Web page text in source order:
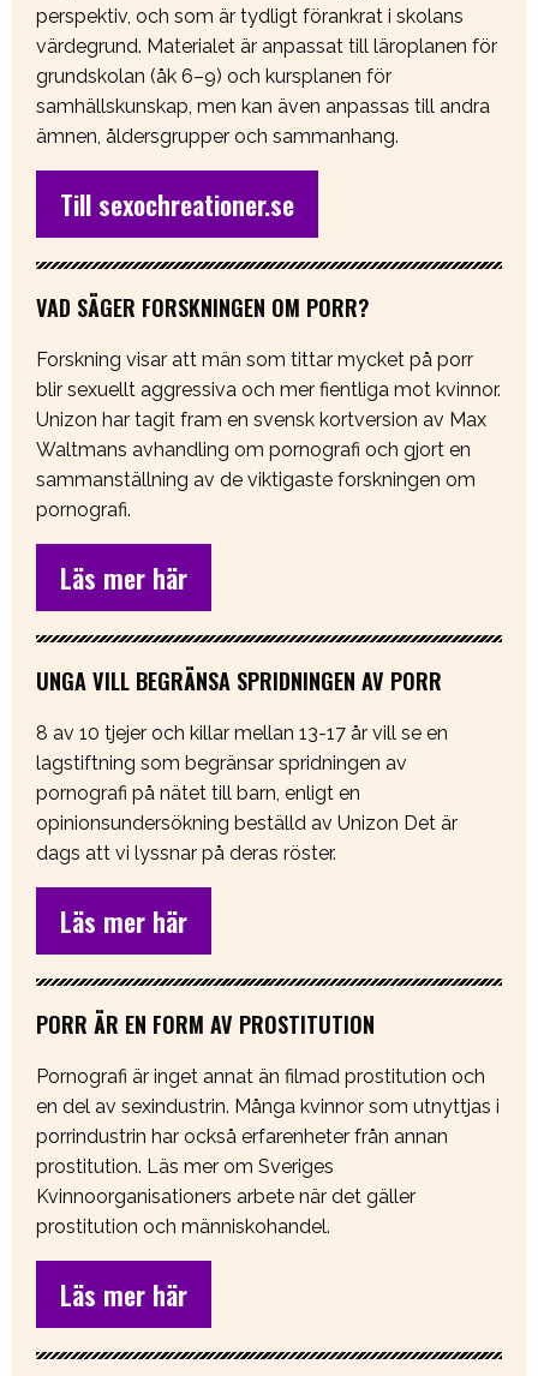
perspektiv, och som är tydligt förankrat i skolans
värdegrund. Materialet är anpassat till läroplanen för
grundskolan (åk 6–9) och kursplanen för
samhällskunskap, men kan även anpassas till andra
ämnen, åldersgrupper och sammanhang.
Till sexochreationer.se
VAD SÄGER FORSKNINGEN OM PORR?
Forskning visar att män som tittar mycket på porr
blir sexuellt aggressiva och mer fientliga mot kvinnor.
Unizon har tagit fram en svensk kortversion av Max
Waltmans avhandling om pornografi och gjort en
sammanställning av de viktigaste forskningen om
pornografi.
Läs mer här
UNGA VILL BEGRÄNSA SPRIDNINGEN AV PORR
8 av 10 tjejer och killar mellan 13-17 år vill se en
lagstiftning som begränsar spridningen av
pornografi på nätet till barn, enligt en
opinionsundersökning beställd av Unizon Det är
dags att vi lyssnar på deras röster.
Läs mer här
PORR ÄR EN FORM AV PROSTITUTION
Pornografi är inget annat än filmad prostitution och
en del av sexindustrin. Många kvinnor som utnyttjas i
porrindustrin har också erfarenheter från annan
prostitution. Läs mer om Sveriges
Kvinnoorganisationers arbete när det gäller
prostitution och människohandel.
Läs mer här